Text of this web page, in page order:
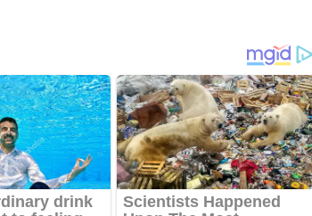
Eksplore Meranti – Yok ke
Di Budaya, NASIONAL, VIDEO, Wisata |
13
2024